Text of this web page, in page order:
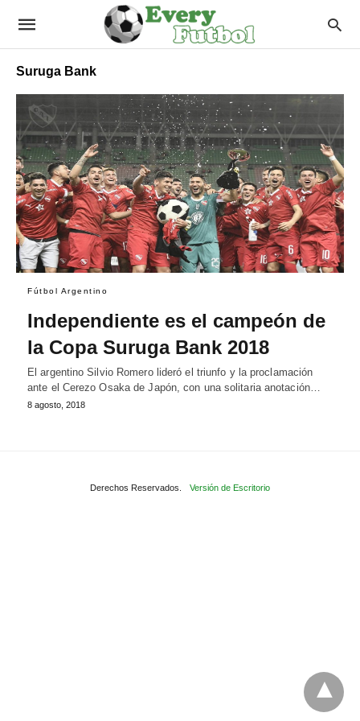
Suruga Bank
Fútbol Argentino
Independiente es el campeón de
la Copa Suruga Bank 2018
El argentino Silvio Romero lideró el triunfo y la proclamación
ante el Cerezo Osaka de Japón, con una solitaria anotación…
8 agosto, 2018
Derechos Reservados. Versión de Escritorio